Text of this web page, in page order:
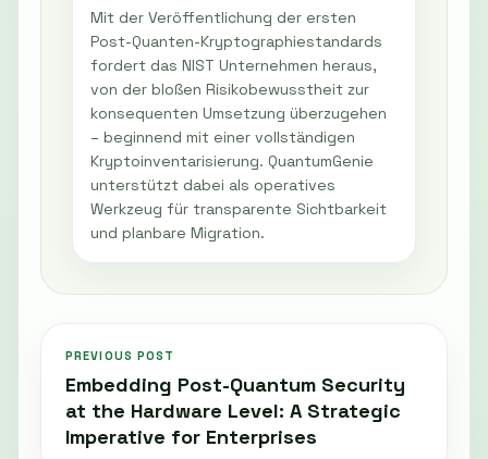
Mit der Veröffentlichung der ersten
Post-Quanten-Kryptographiestandards
fordert das NIST Unternehmen heraus,
von der bloßen Risikobewusstheit zur
konsequenten Umsetzung überzugehen
– beginnend mit einer vollständigen
Kryptoinventarisierung. QuantumGenie
unterstützt dabei als operatives
Werkzeug für transparente Sichtbarkeit
und planbare Migration.
PREVIOUS POST
Embedding Post-Quantum Security
at the Hardware Level: A Strategic
Imperative for Enterprises